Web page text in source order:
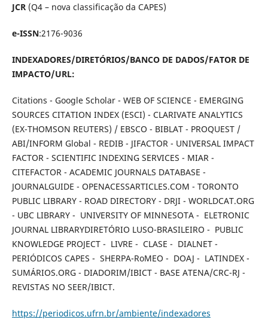
JCR(Q4 – nova classificação da CAPES)
e-ISSN:2176-9036
INDEXADORES/DIRETÓRIOS/BANCO DE DADOS/FATOR DE
IMPACTO/URL:
Citations - Google Scholar - WEB OF SCIENCE - EMERGING
SOURCES CITATION INDEX (ESCI) - CLARIVATE ANALYTICS
(EX-THOMSON REUTERS) / EBSCO - BIBLAT - PROQUEST /
ABI/INFORM Global - REDIB - JIFACTOR - UNIVERSAL IMPACT
FACTOR - SCIENTIFIC INDEXING SERVICES - MIAR -
CITEFACTOR - ACADEMIC JOURNALS DATABASE -
JOURNALGUIDE - OPENACESSARTICLES.COM - TORONTO
PUBLIC LIBRARY - ROAD DIRECTORY - DRJI - WORLDCAT.ORG
- UBC LIBRARY - UNIVERSITY OF MINNESOTA - ELETRONIC
JOURNAL LIBRARYDIRETÓRIO LUSO-BRASILEIRO - PUBLIC
KNOWLEDGE PROJECT - LIVRE - CLASE - DIALNET -
PERIÓDICOS CAPES - SHERPA-RoMEO - DOAJ - LATINDEX -
SUMÁRIOS.ORG - DIADORIM/IBICT - BASE ATENA/CRC-RJ -
REVISTAS NO SEER/IBICT.
https://periodicos.ufrn.br/ambiente/indexadores